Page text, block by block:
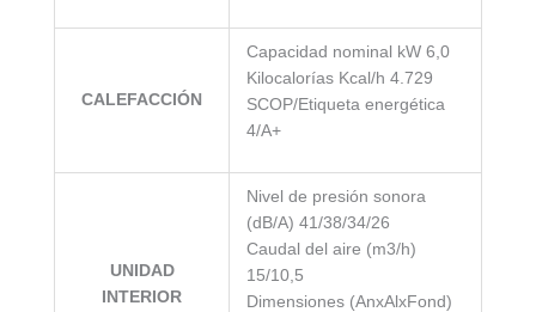
CALEFACCIÓN
Capacidad nominal kW 6,0
Kilocalorías Kcal/h 4.729
SCOP/Etiqueta energética
4/A+
UNIDAD
INTERIOR
Nivel de presión sonora
(dB/A) 41/38/34/26
Caudal del aire (m3/h)
15/10,5
Dimensiones (AnxAlxFond)